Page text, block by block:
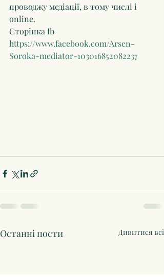
проводжу медіації, в тому числі і
online.
Сторінка fb
https://www.facebook.com/Arsen-
Soroka-mediator-103016852082237
Останні пости Дивитися всі